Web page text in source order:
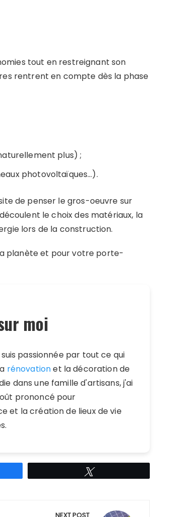
tout en restreignant son
rentrent en compte dès la phase
plus) ;
photovoltaïques…).
de penser le gros-oeuvre sur
le choix des matériaux, la
lors de la construction.
planète et pour votre porte-
moi
passionnée par tout ce qui
rénovationet la décoration de
dans une famille d'artisans, j'ai
prononcé pour
et la création de lieux de vie